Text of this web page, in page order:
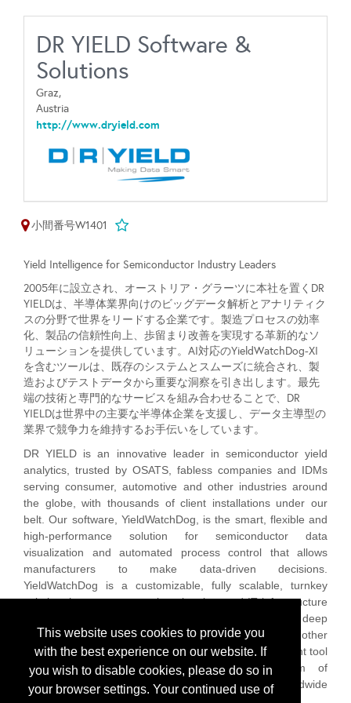
This website uses cookies to provide you
with the best experience on our website. If
you wish to disable cookies, please do so in
your browser settings. Your continued use of
DR YIELD Software &
Solutions
Graz,
Austria
http://www.dryield.com
小間番号W1401
Yield Intelligence for Semiconductor Industry Leaders
2005年に設立され、オーストリア・グラーツに本社を置くDR
YIELDは、半導体業界向けのビッグデータ解析とアナリティク
スの分野で世界をリードする企業です。製造プロセスの効率
化、製品の信頼性向上、歩留まり改善を実現する革新的なソ
リューションを提供しています。AI対応のYieldWatchDog-XI
を含むツールは、既存のシステムとスムーズに統合され、製
造およびテストデータから重要な洞察を引き出します。最先
端の技術と専門的なサービスを組み合わせることで、DR
YIELDは世界中の主要な半導体企業を支援し、データ主導型の
業界で競争力を維持するお手伝いをしています。
DR YIELD is an innovative leader in semiconductor yield
analytics, trusted by OSATS, fabless companies and IDMs
serving consumer, automotive and other industries around
the globe, with thousands of client installations under our
belt. Our software, YieldWatchDog, is the smart, flexible and
high-performance solution for semiconductor data
visualization and automated process control that allows
manufacturers to make data-driven decisions.
YieldWatchDog is a customizable, fully scalable, turnkey
solution that saves on engineering time and IT infrastructure
costs. Our AI toolset, YieldWatchDogXI, includes a deep
learning framework based on neural networks and other
smart algorithms for smart pattern recognition, intelligent tool
analytics and multivariate monitoring. Our team of
experienced engineers provides renowned worldwide